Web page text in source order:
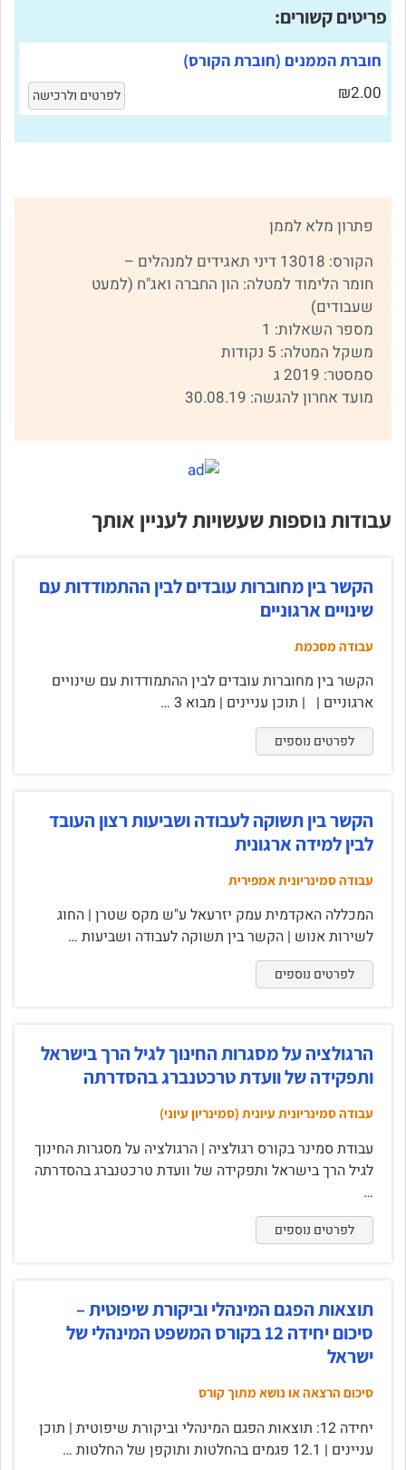
פריטים קשורים:
חוברת הממנים (חוברת הקורס)
₪2.00 לפרטים ולרכישה
פתרון מלא לממן
הקורס: 13018 דיני תאגידים למנהלים –
חומר הלימוד למטלה: הון החברה ואג"ח (למעט
שעבודים)
מספר השאלות: 1
משקל המטלה: 5 נקודות
סמסטר: 2019 ג
מועד אחרון להגשה: 30.08.19
עבודות נוספות שעשויות לעניין אותך
הקשר בין מחוברות עובדים לבין ההתמודדות עם
שינויים ארגוניים
עבודה מסכמת
הקשר בין מחוברות עובדים לבין ההתמודדות עם שינויים
ארגוניים | | תוכן עניינים | מבוא 3 …
לפרטים נוספים
הקשר בין תשוקה לעבודה ושביעות רצון העובד
לבין למידה ארגונית
עבודה סמינריונית אמפירית
המכללה האקדמית עמק יזרעאל ע"ש מקס שטרן | החוג
לשירות אנוש | הקשר בין תשוקה לעבודה ושביעות …
לפרטים נוספים
הרגולציה על מסגרות החינוך לגיל הרך בישראל
ותפקידה של וועדת טרכטנברג בהסדרתה
עבודה סמינריונית עיונית (סמינריון עיוני)
עבודת סמינר בקורס רגולציה | הרגולציה על מסגרות החינוך
לגיל הרך בישראל ותפקידה של וועדת טרכטנברג בהסדרתה
…
לפרטים נוספים
תוצאות הפגם המינהלי וביקורת שיפוטית –
סיכום יחידה 12 בקורס המשפט המינהלי של
ישראל
סיכום הרצאה או נושא מתוך קורס
יחידה 12: תוצאות הפגם המינהלי וביקורת שיפוטית | תוכן
עניינים | 12.1 פגמים בהחלטות ותוקפן של החלטות …